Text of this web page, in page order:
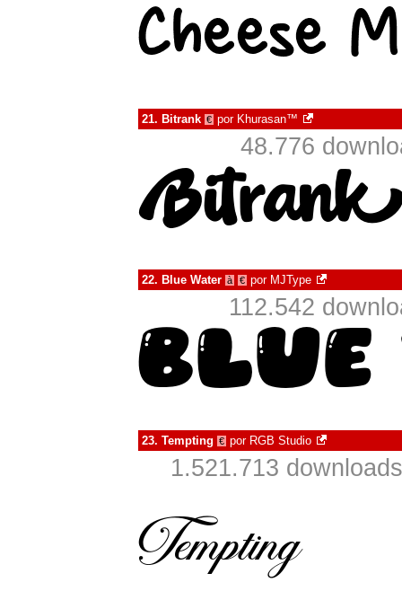
21. Bitrank € por Khurasan™
48.776
22. Blue Water à € por MJType
112.542
23. Tempting € por RGB Studio
1.521.713